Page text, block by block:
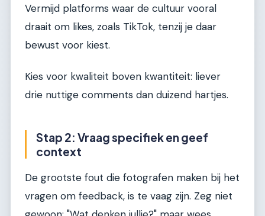
Vermijd platforms waar de cultuur vooral
draait om likes, zoals TikTok, tenzij je daar
bewust voor kiest.
Kies voor kwaliteit boven kwantiteit: liever
drie nuttige comments dan duizend hartjes.
Stap 2: Vraag specifiek en geef
context
De grootste fout die fotografen maken bij het
vragen om feedback, is te vaag zijn. Zeg niet